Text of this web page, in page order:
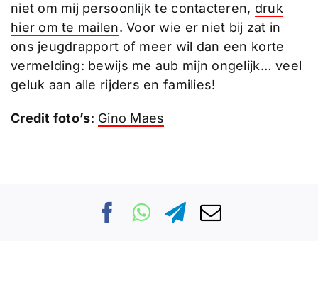
niet om mij persoonlijk te contacteren, druk
hier om te mailen. Voor wie er niet bij zat in
ons jeugdrapport of meer wil dan een korte
vermelding: bewijs me aub mijn ongelijk… veel
geluk aan alle rijders en families!
Credit foto’s: Gino Maes